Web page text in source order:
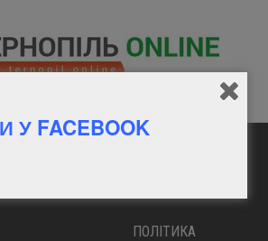
ПОЛІТИКА
У FACEBOOK